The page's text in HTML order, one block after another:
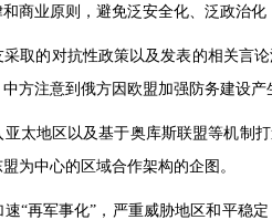
商业原则，避免泛安全化、泛政治
取的对抗性政策以及发表的相关言
方注意到俄方因欧盟加强防务建设产
太地区以及基于奥库斯联盟等机制
为中心的区域合作架构的企图。
“再军事化”，严重威胁地区和平稳